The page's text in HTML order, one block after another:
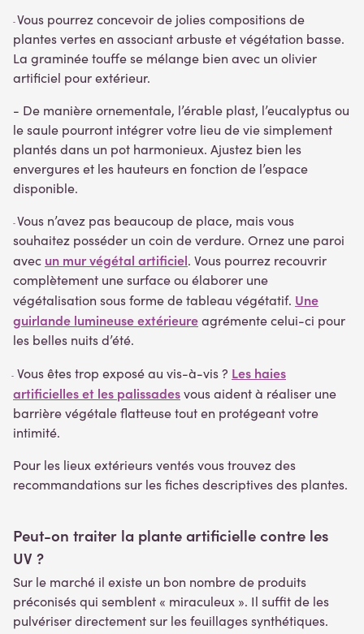
- Vous pourrez concevoir de jolies compositions de
plantes vertes en associant arbuste et végétation basse.
La graminée touffe se mélange bien avec un olivier
artificiel pour extérieur.
- De manière ornementale, l’érable plast, l’eucalyptus ou
le saule pourront intégrer votre lieu de vie simplement
plantés dans un pot harmonieux. Ajustez bien les
envergures et les hauteurs en fonction de l’espace
disponible.
- Vous n’avez pas beaucoup de place, mais vous
souhaitez posséder un coin de verdure. Ornez une paroi
avec un mur végétal artificiel. Vous pourrez recouvrir
complètement une surface ou élaborer une
végétalisation sous forme de tableau végétatif. Une
guirlande lumineuse extérieureagrémente celui-ci pour
les belles nuits d’été.
- Vous êtes trop exposé au vis-à-vis ? Les haies
artificielles et les palissadesvous aident à réaliser une
barrière végétale flatteuse tout en protégeant votre
intimité.
Pour les lieux extérieurs ventés vous trouvez des
recommandations sur les fiches descriptives des plantes.
Peut-on traiter la plante artificielle contre les
UV ?
Sur le marché il existe un bon nombre de produits
préconisés qui semblent « miraculeux ». Il suffit de les
pulvériser directement sur les feuillages synthétiques.